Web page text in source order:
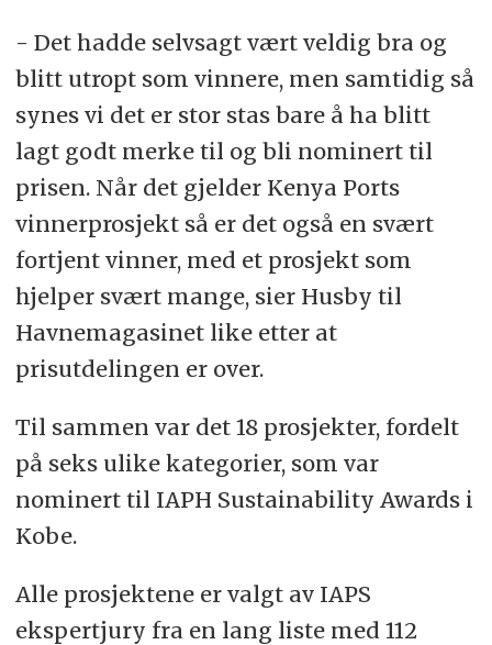
- Det hadde selvsagt vært veldig bra og
blitt utropt som vinnere, men samtidig så
synes vi det er stor stas bare å ha blitt
lagt godt merke til og bli nominert til
prisen. Når det gjelder Kenya Ports
vinnerprosjekt så er det også en svært
fortjent vinner, med et prosjekt som
hjelper svært mange, sier Husby til
Havnemagasinet like etter at
prisutdelingen er over.
Til sammen var det 18 prosjekter, fordelt
på seks ulike kategorier, som var
nominert til IAPH Sustainability Awards i
Kobe.
Alle prosjektene er valgt av IAPS
ekspertjury fra en lang liste med 112